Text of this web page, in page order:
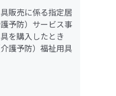
販売に係る指定居
予防）サービス事
を購入したとき
護予防）福祉用具